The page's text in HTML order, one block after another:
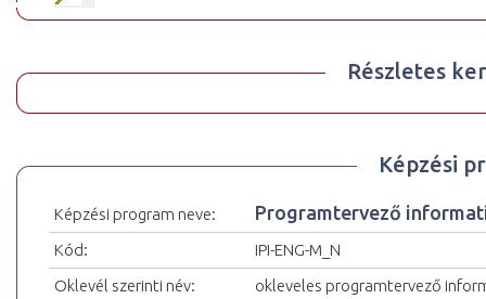
Részletes
Képzési
Képzési program neve: Programtervező
Kód:
IPI-ENG-M_N
Oklevél szerinti név:
okleveles programtervező